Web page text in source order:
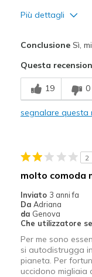
Più dettagli
Confortevole
Leggero
Abbigliamento da
Larghezza
Taglie
Punti di vista
scarpe
ConclusioneSì,
Questa
19 0
segnalare questa
2
molto comoda
Inviato 3 anni fa
Da Adriana
da Genova
Che utilizzatore
Per me sono
si autodistrugga
pianeta. Per
uccidono migliaia